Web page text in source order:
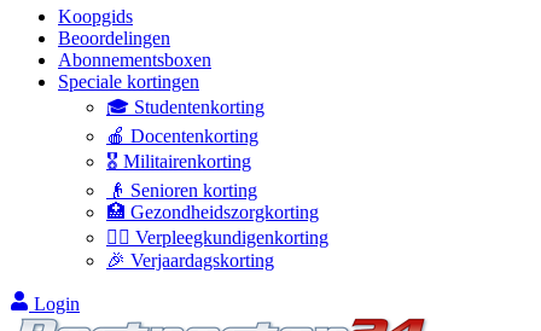
Koopgids
Beoordelingen
Abonnementsboxen
Speciale kortingen
🎓 Studentenkorting
🍎 Docentenkorting
🎖️ Militairenkorting
👴 Senioren korting
🏥 Gezondheidszorgkorting
👩‍⚕️ Verpleegkundigenkorting
🎉 Verjaardagskorting
Login